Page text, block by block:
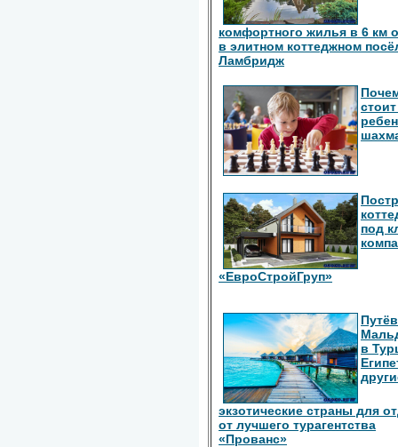
комфортного жилья в 6 км
в элитном коттеджном
Ламбридж
под
«ЕвроСтройГруп»
в
экзотические страны для
от лучшего турагентства
«Прованс»